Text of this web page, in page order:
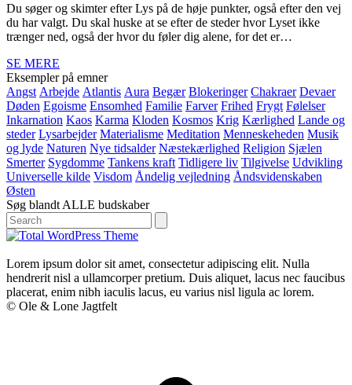
Du søger og skimter efter Lys på de høje punkter, også efter den vej
du har valgt. Du skal huske at se efter de steder hvor Lyset ikke
trænger ned, også der hvor du føler dig alene, for det er…
SE MERE
Eksempler på emner
Angst Arbejde Atlantis Aura Begær Blokeringer Chakraer Devaer
Døden Egoisme Ensomhed Familie Farver Frihed Frygt Følelser
Inkarnation Kaos Karma Kloden Kosmos Krig Kærlighed Lande og
steder Lysarbejder Materialisme Meditation Menneskeheden Musik
og lyde Naturen Nye tidsalder Næstekærlighed Religion Sjælen
Smerter Sygdomme Tankens kraft Tidligere liv Tilgivelse Udvikling
Universelle kilde Visdom Åndelig vejledning Åndsvidenskaben
Østen
Søg blandt ALLE budskaber
Search
Lorem ipsum dolor sit amet, consectetur adipiscing elit. Nulla
hendrerit nisl a ullamcorper pretium. Duis aliquet, lacus nec faucibus
placerat, enim nibh iaculis lacus, eu varius nisl ligula ac lorem.
© Ole & Lone Jagtfelt